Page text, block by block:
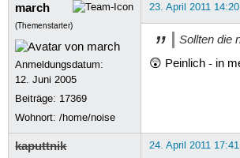
march
(Themenstarter)
Anmeldungsdatum:
12. Juni 2005
Beiträge: 17369
Wohnort: /home/noise
23. April 2011
Sollten die
😲 Peinlich - in
kaputtnik 24. April 2011 17:41